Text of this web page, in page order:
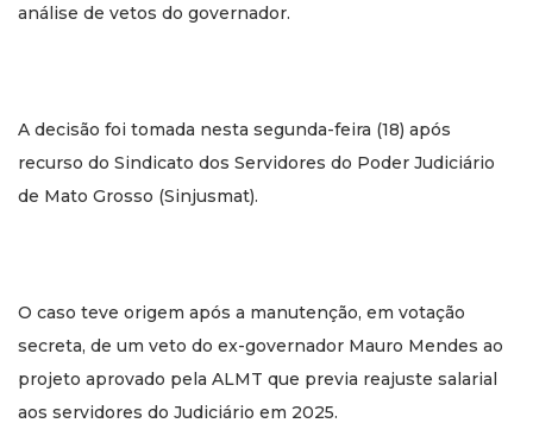
análise de vetos do governador.
A decisão foi tomada nesta segunda-feira (18) após
recurso do Sindicato dos Servidores do Poder Judiciário
de Mato Grosso (Sinjusmat).
O caso teve origem após a manutenção, em votação
secreta, de um veto do ex-governador Mauro Mendes ao
projeto aprovado pela ALMT que previa reajuste salarial
aos servidores do Judiciário em 2025.